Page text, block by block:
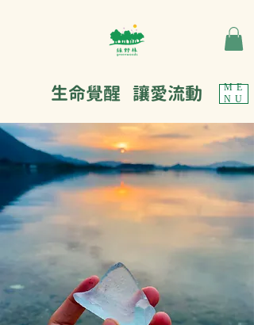
ME
NU
生命覺醒 讓愛流動